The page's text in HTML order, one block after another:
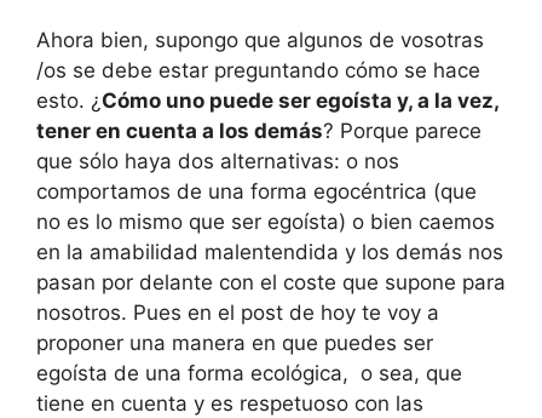
Ahora bien, supongo que algunos de vosotras
/os se debe estar preguntando cómo se hace
esto. ¿ Cómo uno puede ser egoísta y, a la vez,
tener en cuenta a los demás? Porque parece
que sólo haya dos alternativas: o nos
comportamos de una forma egocéntrica (que
no es lo mismo que ser egoísta) o bien caemos
en la amabilidad malentendida y los demás nos
pasan por delante con el coste que supone para
nosotros. Pues en el post de hoy te voy a
proponer una manera en que puedes ser
egoísta de una forma ecológica, o sea, que
tiene en cuenta y es respetuoso con las